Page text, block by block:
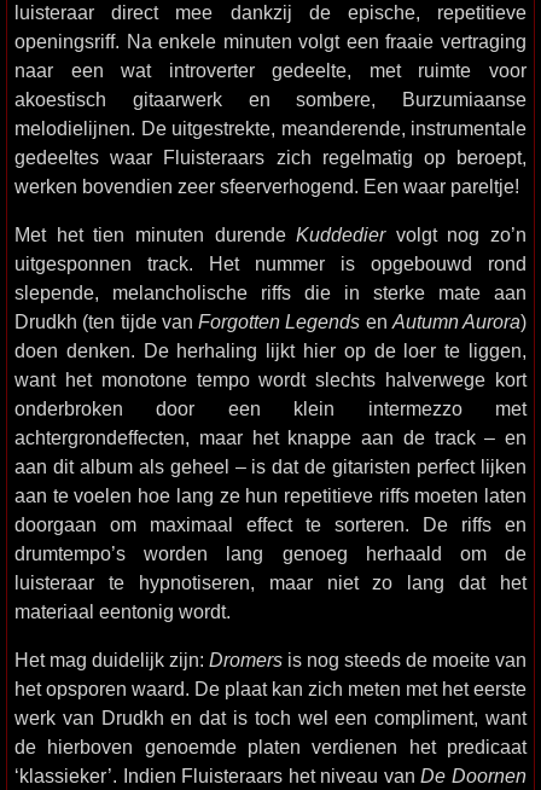
luisteraar direct mee dankzij de epische, repetitieve
openingsriff. Na enkele minuten volgt een fraaie vertraging
naar een wat introverter gedeelte, met ruimte voor
akoestisch gitaarwerk en sombere, Burzumiaanse
melodielijnen. De uitgestrekte, meanderende, instrumentale
gedeeltes waar Fluisteraars zich regelmatig op beroept,
werken bovendien zeer sfeerverhogend. Een waar pareltje!
Met het tien minuten durendeKuddediervolgt nog zo’n
uitgesponnen track. Het nummer is opgebouwd rond
slepende, melancholische riffs die in sterke mate aan
Drudkh (ten tijde van Forgotten Legends en Autumn Aurora)
doen denken. De herhaling lijkt hier op de loer te liggen,
want het monotone tempo wordt slechts halverwege kort
onderbroken door een klein intermezzo met
achtergrondeffecten, maar het knappe aan de track – en
aan dit album als geheel – is dat de gitaristen perfect lijken
aan te voelen hoe lang ze hun repetitieve riffs moeten laten
doorgaan om maximaal effect te sorteren. De riffs en
drumtempo’s worden lang genoeg herhaald om de
luisteraar te hypnotiseren, maar niet zo lang dat het
materiaal eentonig wordt.
Het mag duidelijk zijn: Dromers is nog steeds de moeite van
het opsporen waard. De plaat kan zich meten met het eerste
werk van Drudkh en dat is toch wel een compliment, want
de hierboven genoemde platen verdienen het predicaat
‘klassieker’. Indien Fluisteraars het niveau vanDe Doornen